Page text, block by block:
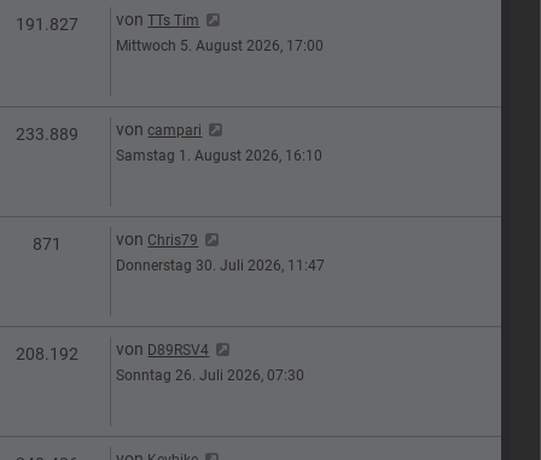
191.827 ZugriffeLetzter Beitrag
vonTTs Tim
Mittwoch 5. August 2026, 17:00
233.889 ZugriffeLetzter Beitrag
voncampari
Samstag 1. August 2026, 16:10
871 ZugriffeLetzter Beitrag
von Chris79
Donnerstag 30. Juli 2026, 11:47
208.192 ZugriffeLetzter Beitrag
von D89RSV4
Sonntag 26. Juli 2026, 07:30